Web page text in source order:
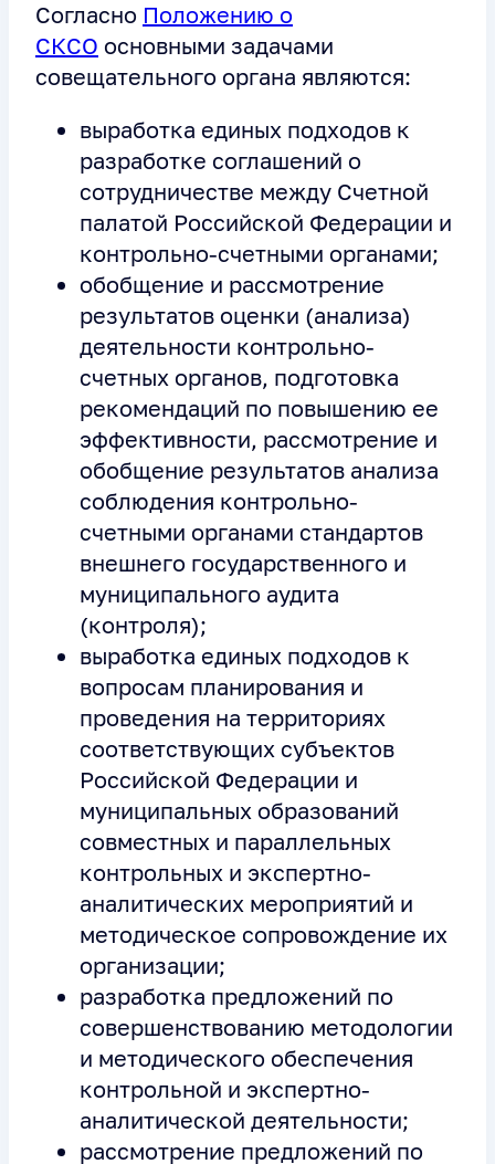
Согласно Положению о
СКСО основными задачами
совещательного органа являются:
выработка единых подходов к
разработке соглашений о
сотрудничестве между Счетной
палатой Российской Федерации и
контрольно-счетными органами;
обобщение и рассмотрение
результатов оценки (анализа)
деятельности контрольно-
счетных органов, подготовка
рекомендаций по повышению ее
эффективности, рассмотрение и
обобщение результатов анализа
соблюдения контрольно-
счетными органами стандартов
внешнего государственного и
муниципального аудита
(контроля);
выработка единых подходов к
вопросам планирования и
проведения на территориях
соответствующих субъектов
Российской Федерации и
муниципальных образований
совместных и параллельных
контрольных и экспертно-
аналитических мероприятий и
методическое сопровождение их
организации;
разработка предложений по
совершенствованию методологии
и методического обеспечения
контрольной и экспертно-
аналитической деятельности;
рассмотрение предложений по